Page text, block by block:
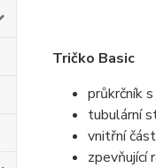
Tričko Basic
průkrčník
tubulární
vnitřní
zpevňující